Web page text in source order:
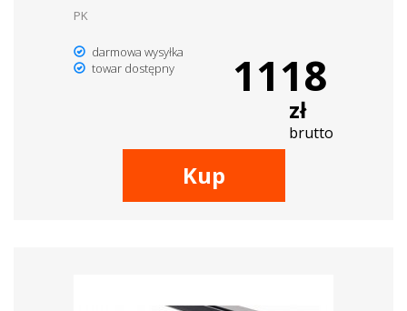
PK
darmowa wysyłka
towar dostępny
1118
zł
brutto
Kup